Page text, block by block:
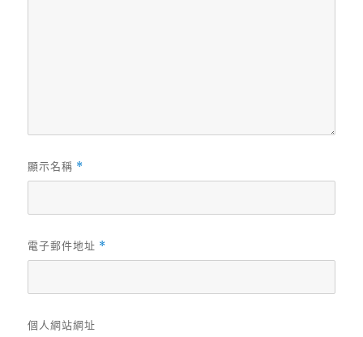
顯示名稱 *
電子郵件地址 *
個人網站網址